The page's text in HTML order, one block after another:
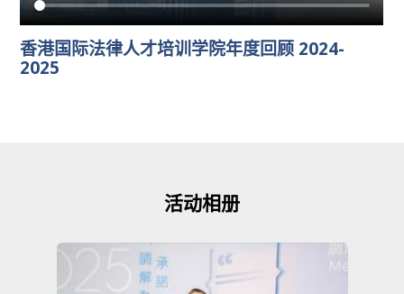
香港国际法律人才培训学院年度回顾 2024-
2025
活动相册